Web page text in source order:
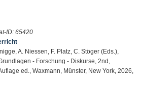
ID: 65420
A. Niessen, F. Platz, C. Stöger (Eds.),
- Forschung - Diskurse, 2nd,
ed., Waxmann, Münster, New York, 2026,